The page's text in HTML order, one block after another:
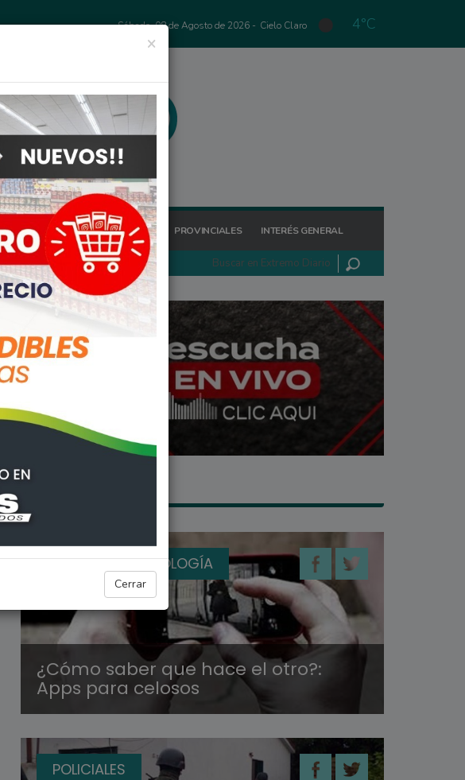
Sábado, 08 de Agosto de 2026 - Cielo Claro 4°C
POLICIALES REGIONALES PROVINCIALES INTERÉS GENERAL
×
Cerrar
CIENCIA Y TECNOLOGÍA
¿Cómo saber que hace el otro?:
Apps para celosos
POLICIALES